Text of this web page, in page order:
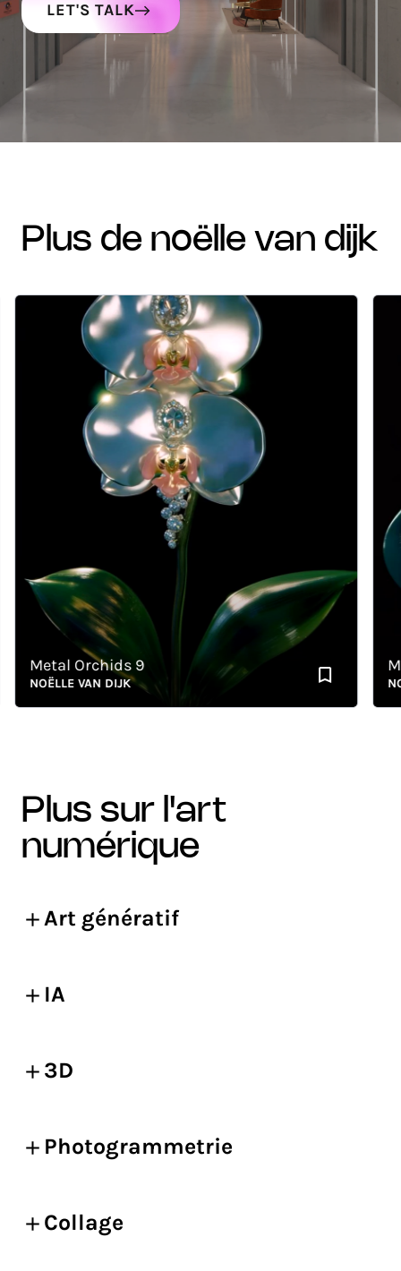
LET'S TALK
plus de noëlle van dijk
Metal Orchids 9
NOËLLE VAN DIJK
plus sur l'art
numérique
Art génératif
IA
3D
Photogrammetrie
Collage